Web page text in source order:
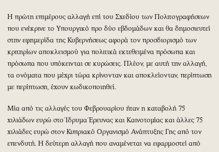
Η πρώτη επιμέρους αλλαγή επί του Σχεδίου των Πολιτογραφήσεων
που ενέκρινε το Υπουργικό προ δύο εβδομάδων και θα δημοσιευτεί
στην εφημερίδα της Κυβερνήσεως αφορά τον προσδιορισμό των
κριτηρίων αποκλεισμού για πολιτικά εκτεθειμένα πρόσωπα και
πρόσωπα που υπόκεινται σε κυρώσεις. Πλέον, με αυτή την αλλαγή,
τα ονόματα που μέχρι τώρα κρίνονταν και αποκλείονταν, περίπτωση
με περίπτωση, έχουν κωδικοποιηθεί.
Μία από τις αλλαγές του Φεβρουαρίου ήταν η καταβολή 75
χιλιάδων ευρώ στο Ίδρυμα Έρευνας και Καινοτομίας και άλλες 75
χιλιάδες ευρώ στον Κυπριακό Οργανισμό Ανάπτυξης Γης από τον
επενδυτή. Η δεύτερη αλλαγή που αναμένεται να εφαρμοστεί από